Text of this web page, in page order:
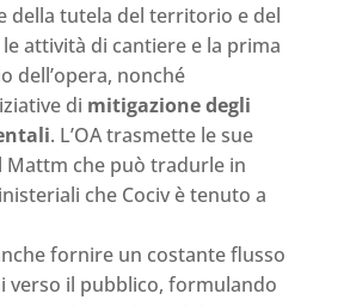
della tutela del territorio e del
attività di cantiere e la prima
dell’opera, nonché
di mitigazione degli
. L’OA trasmette le sue
Mattm che può tradurle in
che Cociv è tenuto a
fornire un costante flusso
verso il pubblico, formulando